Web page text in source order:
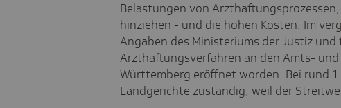
Belastungen von
hinziehen - und die hohen Kosten. Im
Angaben des Ministeriums der Justiz
Arzthaftungsverfahren an den Amts-
Württemberg eröffnet worden. Bei rund
Landgerichte zuständig, weil der